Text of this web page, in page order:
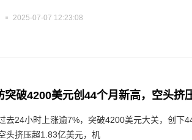
2025-07-07 12:23:08
突破4200美元创44个月新高，空头挤
去24小时上涨逾7%，突破4200美元大关，创下
头挤压超1.83亿美元，机